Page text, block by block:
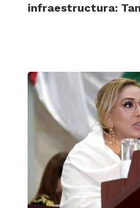
infraestructura: